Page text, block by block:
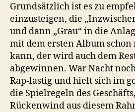
Grundsätzlich ist es zu
einzusteigen, die
und dann „Grau“ in die
mit dem ersten Album
kann, der wird auch dem
abgewinnen. War Nacht
Rap-lastig und hielt sich im
die Spielregeln des
Rückenwind aus diesem